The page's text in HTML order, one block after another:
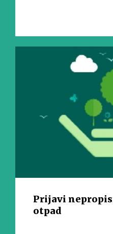
Prijavi
otpad